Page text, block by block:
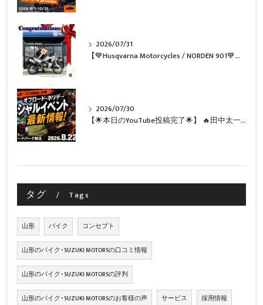
2026/07/31
【💙Husqvarna Motorcycles / NORDEN 901💙】 ご納車おめでとうございます🎉✨
2026/07/30
【🌟本日のYouTube投稿完了🌟】 🔥田中太一さんをスペシャルゲストに🔥 8月22日(土)オフロード・ホリデー最新情報！！
タグ Tags
山形 バイク コンセプト
山形のバイク･SUZUKI MOTORSの口コミ情報
山形のバイク･SUZUKI MOTORSの評判
山形のバイク･SUZUKI MOTORSのお客様の声 サービス 採用情報